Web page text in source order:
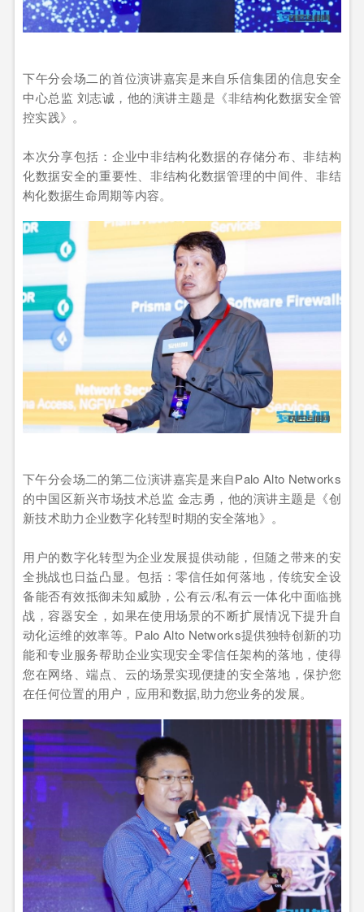
下午分会场二的首位演讲嘉宾是来自乐信集团的信息安全
中心总监 刘志诚，他的演讲主题是《非结构化数据安全管
控实践》。
本次分享包括：企业中非结构化数据的存储分布、非结构
化数据安全的重要性、非结构化数据管理的中间件、非结
构化数据生命周期等内容。
下午分会场二的第二位演讲嘉宾是来自Palo Alto Networks
的中国区新兴市场技术总监 金志勇，他的演讲主题是《创
新技术助力企业数字化转型时期的安全落地》。
用户的数字化转型为企业发展提供动能，但随之带来的安
全挑战也日益凸显。包括：零信任如何落地，传统安全设
备能否有效抵御未知威胁，公有云/私有云一体化中面临挑
战，容器安全，如果在使用场景的不断扩展情况下提升自
动化运维的效率等。Palo Alto Networks提供独特创新的功
能和专业服务帮助企业实现安全零信任架构的落地，使得
您在网络、端点、云的场景实现便捷的安全落地，保护您
在任何位置的用户，应用和数据,助力您业务的发展。